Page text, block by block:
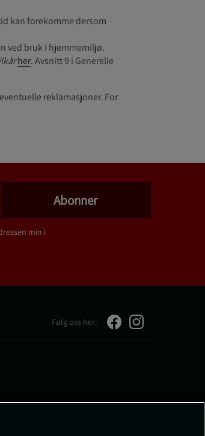
kan forekomme dersom
ved bruk i hjemmemiljø.
her. Avsnitt 9 i Generelle
reklamasjoner. For
min i
Abonner
Følg oss her: